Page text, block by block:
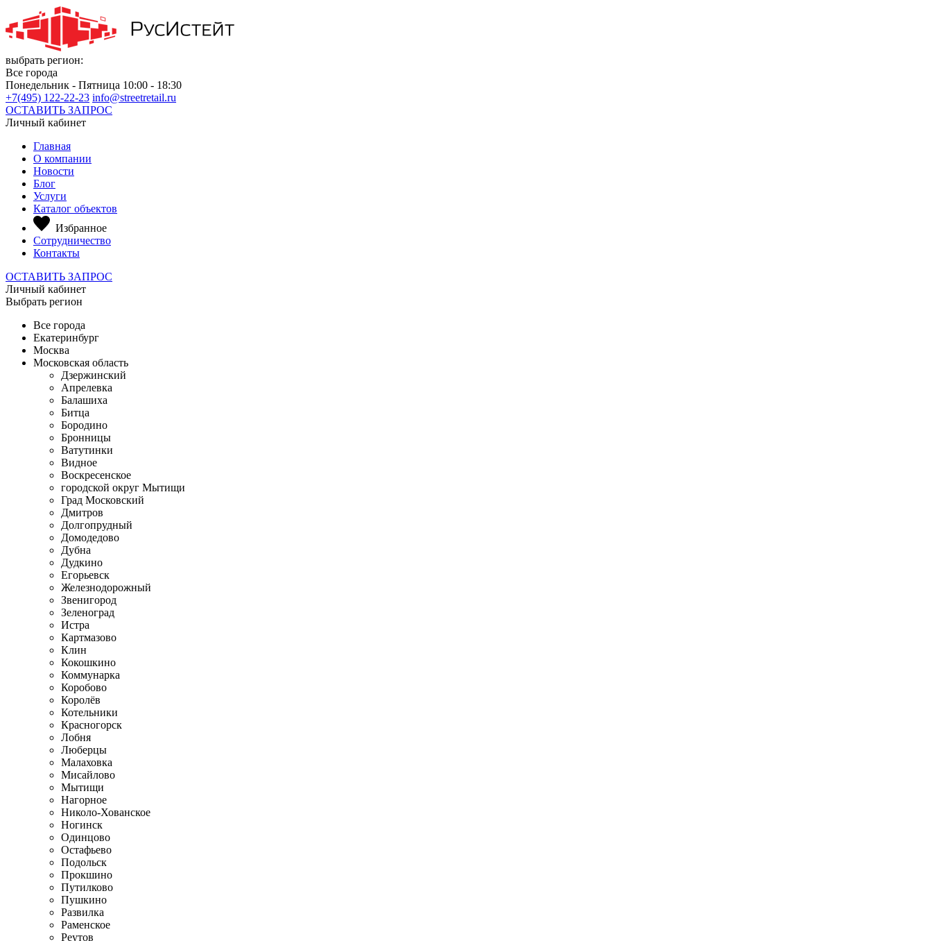
выбрать регион:
Все города
Понедельник - Пятница 10:00 - 18:30
+7(495) 122-22-23 info@streetretail.ru
ОСТАВИТЬ ЗАПРОС
Личный кабинет
Главная
О компании
Новости
Блог
Услуги
Каталог объектов
Избранное
Сотрудничество
Контакты
ОСТАВИТЬ ЗАПРОС
Личный кабинет
Выбрать регион
Все города
Екатеринбург
Москва
Московская область
Дзержинский
Апрелевка
Балашиха
Битца
Бородино
Бронницы
Ватутинки
Видное
Воскресенское
городской округ Мытищи
Град Московский
Дмитров
Долгопрудный
Домодедово
Дубна
Дудкино
Егорьевск
Железнодорожный
Звенигород
Зеленоград
Истра
Картмазово
Клин
Кокошкино
Коммунарка
Коробово
Королёв
Котельники
Красногорск
Лобня
Люберцы
Малаховка
Мисайлово
Мытищи
Нагорное
Николо-Хованское
Ногинск
Одинцово
Остафьево
Подольск
Прокшино
Путилково
Пушкино
Развилка
Раменское
Реутов